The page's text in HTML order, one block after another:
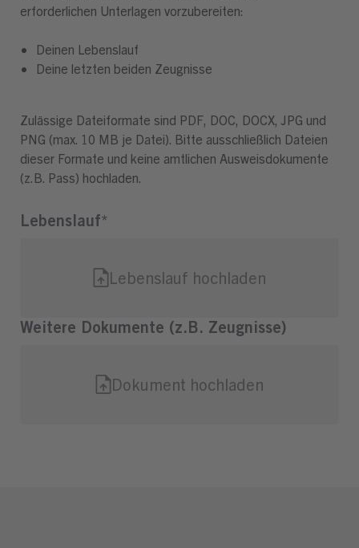
erforderlichen Unterlagen vorzubereiten:
Deinen Lebenslauf
Deine letzten beiden Zeugnisse
Zulässige Dateiformate sind PDF, DOC, DOCX, JPG und
PNG (max. 10 MB je Datei). Bitte ausschließlich Dateien
dieser Formate und keine amtlichen Ausweisdokumente
(z.B. Pass) hochladen.